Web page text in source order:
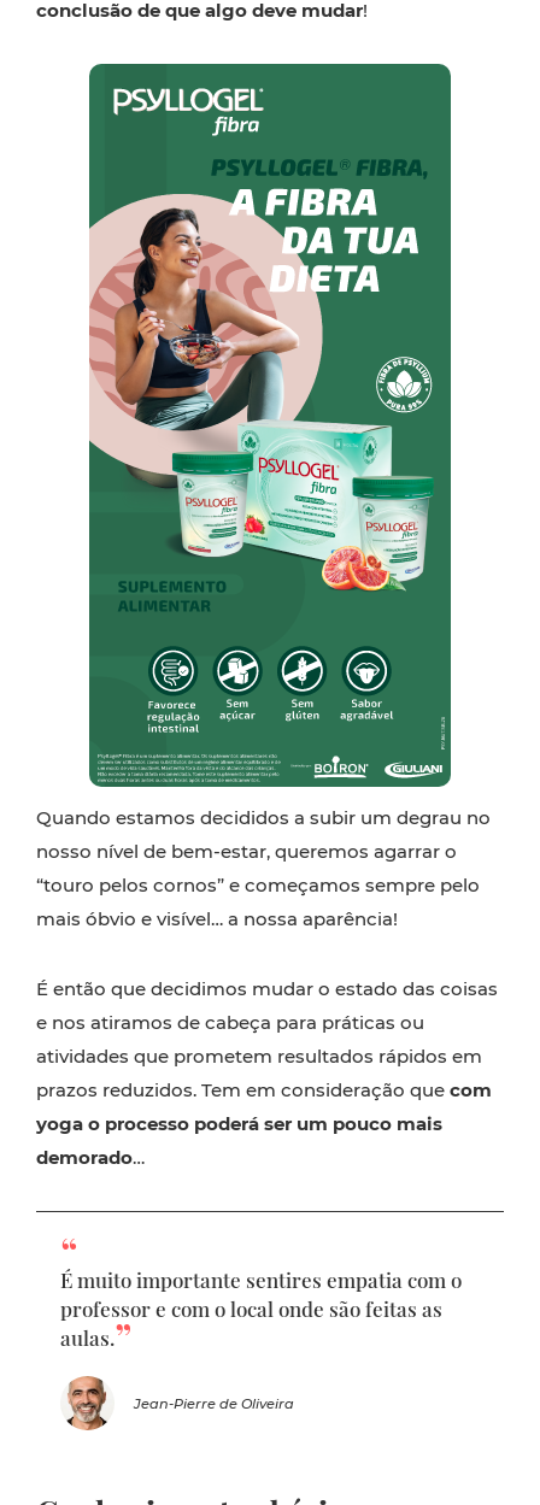
conclusão de que algo deve mudar!
Quando estamos decididos a subir um degrau no
nosso nível de bem-estar, queremos agarrar o
“touro pelos cornos” e começamos sempre pelo
mais óbvio e visível… a nossa aparência!
É então que decidimos mudar o estado das coisas
e nos atiramos de cabeça para práticas ou
atividades que prometem resultados rápidos em
prazos reduzidos. Tem em consideração que com
yoga o processo poderá ser um pouco mais
demorado…
É muito importante sentires empatia com o
professor e com o local onde são feitas as
aulas.
Jean-Pierre de Oliveira